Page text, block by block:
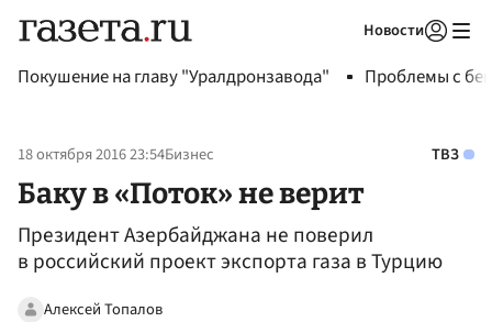
Новости
Покушение на главу "Уралдронзавода" Проблемы с
18 октября 2016 23:54Бизнес ТВЗ
Баку в «Поток» не верит
Президент Азербайджана не поверил
в российский проект экспорта газа в Турцию
Алексей Топалов